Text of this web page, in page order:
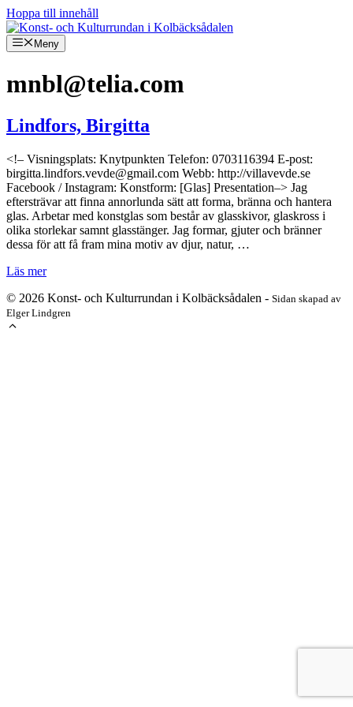
Hoppa till innehåll
Meny
mnbl@telia.com
Lindfors, Birgitta
<!– Visningsplats: Knytpunkten Telefon: 0703116394 E-post:
birgitta.lindfors.vevde@gmail.com Webb: http://villavevde.se
Facebook / Instagram: Konstform: [Glas] Presentation–> Jag
eftersträvar att finna annorlunda sätt att forma, bränna och hantera
glas. Arbetar med konstglas som består av glasskivor, glaskross i
olika storlekar samnt glasstänger. Jag formar, gjuter och bränner
dessa för att få fram mina motiv av djur, natur, …
Läs mer
© 2026 Konst- och Kulturrundan i Kolbäcksådalen - Sidan skapad av
Elger Lindgren